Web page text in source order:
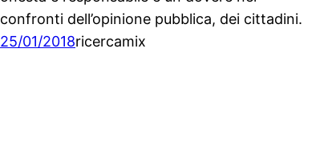
confronti dell’opinione pubblica, dei cittadini.
25/01/2018ricercamix